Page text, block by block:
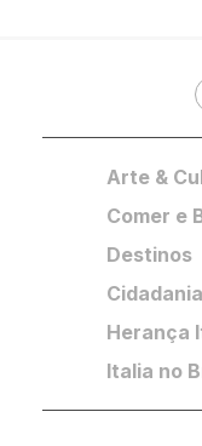
Arte &
Comer e
Destinos
Herança
Italia no